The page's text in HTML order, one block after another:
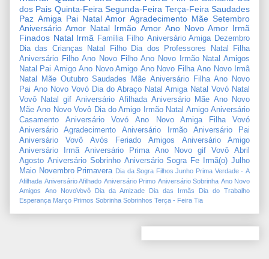
dos Pais Quinta-Feira Segunda-Feira Terça-Feira Saudades
Paz Amiga Pai Natal Amor Agradecimento Mãe Setembro
Aniversário Amor Natal Irmão Amor Ano Novo Amor Irmã
Finados Natal Irmã Família Filho Aniversário Amiga Dezembro
Dia das Crianças
Natal Filho Dia dos Professores
Natal Filha
Aniversário Filho Ano Novo Filho Ano Novo Irmão Natal Amigos
Natal Pai Amigo Ano Novo Amigo Ano Novo Filha Ano Novo Irmã
Natal Mãe Outubro Saudades Mãe Aniversário Filha Ano Novo
Pai Ano Novo Vovó Dia do Abraço Natal Amiga Natal Vovó Natal
Vovô
Natal gif Aniversário Afilhada Aniversário Mãe Ano Novo
Mãe Ano Novo Vovô Dia do Amigo Irmão Natal Amigo Aniversário
Casamento
Aniversário Vovó Ano Novo Amiga Filha
Vovó
Aniversário Agradecimento
Aniversário Irmão
Aniversário Pai
Aniversário Vovô
Avós Feriado Amigos
Aniversário Amigo
Aniversário Irmã
Aniversário Prima Ano Novo gif Vovô
Abril
Agosto Aniversário Sobrinho Aniversário Sogra Fe Irmã(o) Julho
Maio Novembro Primavera Dia da Sogra Filhos Junho Prima Verdade - A
Afilhada Aniversário Afilhado Aniversário Primo Aniversário Sobrinha Ano Novo
Amigos
Ano NovoVovô Dia da Amizade Dia das Irmãs
Dia do Trabalho
Esperança Março Primos Sobrinha Sobrinhos Terça - Feira Tia